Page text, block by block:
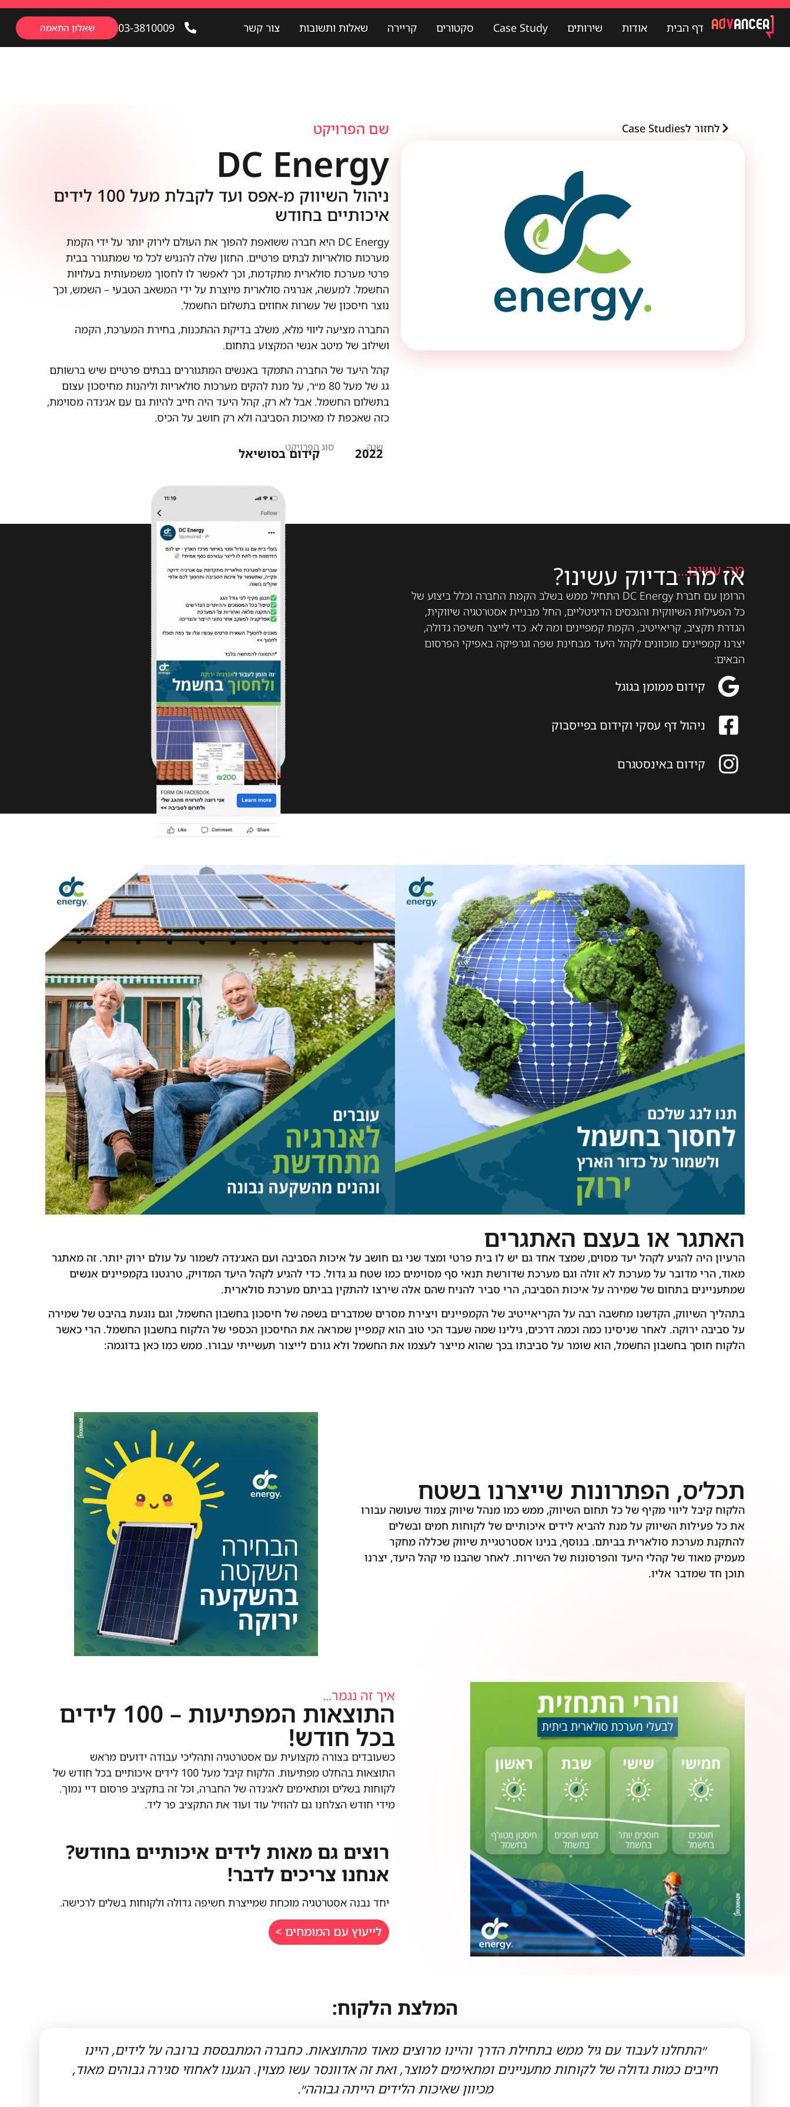
דף הבית אודות שירותים Case Study סקטורים קריירה שאלות ותשובות צור קשר 03-3810009 שאלון התאמה
03-3810009 שאלון התאמה
לחזור לCase Studies שם הפרויקט
DC Energy
ניהול השיווק מ-אפס ועד לקבלת מעל 100 לידים
איכותיים בחודש
DC Energy היא חברה ששואפת להפוך את העולם לירוק יותר על ידי הקמת
מערכות סולאריות לבתים פרטיים. החזון שלה להנגיש לכל מי שמתגורר בבית
פרטי מערכת סולארית מתקדמת, וכך לאפשר לו לחסוך משמעותית בעלויות
החשמל. למעשה, אנרגיה סולארית מיוצרת על ידי המשאב הטבעי – השמש, וכך
נוצר חיסכון של עשרות אחוזים בתשלום החשמל.
החברה מציעה ליווי מלא, משלב בדיקת ההתכנות, בחירת המערכת, הקמה
ושילוב של מיטב אנשי המקצוע בתחום.
קהל היעד של החברה התמקד באנשים המתגוררים בבתים פרטיים שיש ברשותם
גג של מעל 80 מ״ר, על מנת להקים מערכות סולאריות וליהנות מחיסכון עצום
בתשלום החשמל. אבל לא רק, קהל היעד היה חייב להיות גם עם אג׳נדה מסוימת,
כזה שאכפת לו מאיכות הסביבה ולא רק חושב על הכיס.
שנה סוג הפרויקט
מה עשינו...
אז מה בדיוק עשינו?
הרומן עם חברת DC Energy התחיל ממש בשלב הקמת החברה וכלל ביצוע של
כל הפעילות השיווקית והנכסים הדיגיטליים, החל מבניית אסטרטגיה שיווקית,
הגדרת תקציב, קריאייטיב, הקמת קמפיינים ומה לא. כדי לייצר חשיפה גדולה,
יצרנו קמפיינים מוכוונים לקהל היעד מבחינת שפה וגרפיקה באפיקי הפרסום
הבאים:
קידום ממומן בגוגל
ניהול דף עסקי וקידום בפייסבוק
קידום באינסטגרם
האתגר או בעצם האתגרים
הרעיון היה להגיע לקהל יעד מסוים, שמצד אחד גם יש לו בית פרטי ומצד שני גם חושב על איכות הסביבה ועם האג׳נדה לשמור על עולם ירוק יותר. זה מאתגר
מאוד, הרי מדובר על מערכת לא זולה וגם מערכת שדורשת תנאי סף מסוימים כמו שטח גג גדול. כדי להגיע לקהל היעד המדויק, טרגטנו בקמפיינים אנשים
שמתעניינים בתחום של שמירה על איכות הסביבה, הרי סביר להניח שהם אלה שירצו להתקין בביתם מערכת סולארית.
בתהליך השיווק, הקדשנו מחשבה רבה על הקריאייטיב של הקמפיינים ויצירת מסרים שמדברים בשפה של חיסכון בחשבון החשמל, וגם נוגעת בהיבט של שמירה
על סביבה ירוקה. לאחר שניסינו כמה וכמה דרכים, גילינו שמה שעבד הכי טוב הוא קמפיין שמראה את החיסכון הכספי של הלקוח בחשבון החשמל. הרי כאשר
הלקוח חוסך בחשבון החשמל, הוא שומר על סביבתו בכך שהוא מייצר לעצמו את החשמל ולא גורם לייצור תעשייתי עבורו. ממש כמו כאן בדוגמה:
תכל׳ס, הפתרונות שייצרנו בשטח
הלקוח קיבל ליווי מקיף של כל תחום השיווק, ממש כמו מנהל שיווק צמוד שעושה עבורו
את כל פעילות השיווק על מנת להביא לידים איכותיים של לקוחות חמים ובשלים
להתקנת מערכת סולארית בביתם. בנוסף, בנינו אסטרטגיית שיווק שכללה מחקר
מעמיק מאוד של קהלי היעד והפרסונות של השירות. לאחר שהבנו מי קהל היעד, יצרנו
תוכן חד שמדבר אליו.
איך זה נגמר...
התוצאות המפתיעות – 100 לידים
בכל חודש!
כשעובדים בצורה מקצועית עם אסטרטגיה ותהליכי עבודה ידועים מראש
התוצאות בהחלט מפתיעות. הלקוח קיבל מעל 100 לידים איכותיים בכל חודש של
לקוחות בשלים ומתאימים לאג׳נדה של החברה, וכל זה בתקציב פרסום דיי נמוך.
מידי חודש הצלחנו גם להוזיל עוד ועוד את התקציב פר ליד.
רוצים גם מאות לידים איכותיים בחודש?
אנחנו צריכים לדבר!
יחד נבנה אסטרטגיה מוכחת שמייצרת חשיפה גדולה ולקוחות בשלים לרכישה.
לייעוץ עם המומחים >
המלצת הלקוח:
״התחלנו לעבוד עם גיל ממש בתחילת הדרך והיינו מרוצים מאוד מהתוצאות. כחברה המתבססת ברובה על לידים, היינו
חייבים כמות גדולה של לקוחות מתעניינים ומתאימים למוצר, ואת זה אדוונסר עשו מצוין. הגענו לאחוזי סגירה גבוהים מאוד,
מכיוון שאיכות הלידים הייתה גבוהה״.